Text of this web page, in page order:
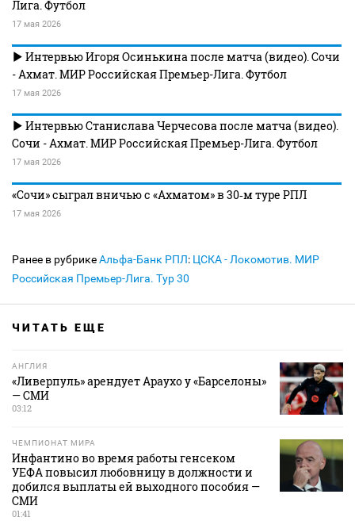
Лига. Футбол
17 мая 2026
Интервью Игоря Осинькина после матча (видео). Сочи
- Ахмат. МИР Российская Премьер-Лига. Футбол
17 мая 2026
Интервью Станислава Черчесова после матча (видео).
Сочи - Ахмат. МИР Российская Премьер-Лига. Футбол
17 мая 2026
«Сочи» сыграл вничью с «Ахматом» в 30‑м туре РПЛ
17 мая 2026
Ранее в рубрикеАльфа-Банк РПЛ: ЦСКА - Локомотив. МИР
Российская Премьер-Лига. Тур 30
ЧИТАТЬ ЕЩЕ
АНГЛИЯ
«Ливерпуль» арендует Араухо у «Барселоны»
— СМИ
03:12
ЧЕМПИОНАТ МИРА
Инфантино во время работы генсеком
УЕФА повысил любовницу в должности и
добился выплаты ей выходного пособия —
СМИ
01:41